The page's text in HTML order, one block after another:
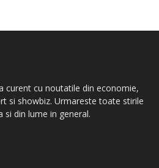
curent cu noutatile din economie,
si showbiz. Urmareste toate stirile
si din lume in general.